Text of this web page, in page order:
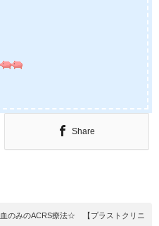
Share
のみのACRS療法☆ 【プラストクリニ